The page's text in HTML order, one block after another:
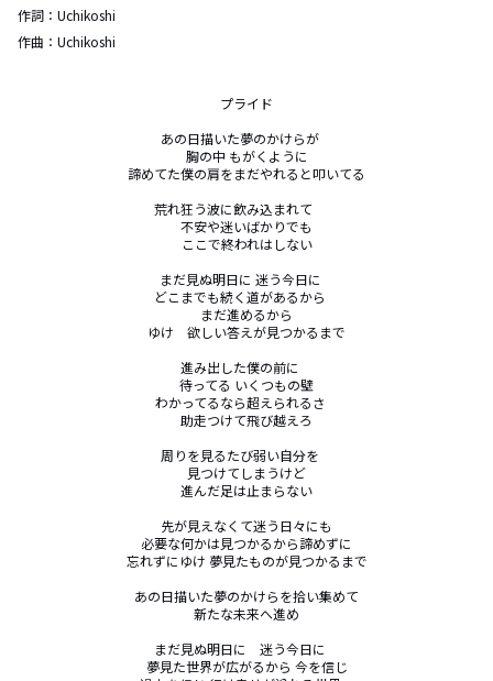
作詞： Uchikoshi
作曲： Uchikoshi
プライド
あの日描いた夢のかけらが
胸の中 もがくように
諦めてた僕の肩をまだやれると叩いてる
荒れ狂う波に飲み込まれて
不安や迷いばかりでも
ここで終われはしない
まだ見ぬ明日に 迷う今日に
どこまでも続く道があるから
まだ進めるから
ゆけ　欲しい答えが見つかるまで
進み出した僕の前に
待ってる いくつもの壁
わかってるなら超えられるさ
助走つけて飛び越えろ
周りを見るたび弱い自分を
見つけてしまうけど
進んだ足は止まらない
先が見えなくて迷う日々にも
必要な何かは見つかるから諦めずに
忘れずにゆけ 夢見たものが見つかるまで
あの日描いた夢のかけらを拾い集めて
新たな未来へ進め
まだ見ぬ明日に　迷う今日に
夢見た世界が広がるから 今を信じ